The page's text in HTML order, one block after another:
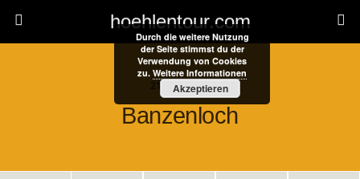
hoehlentour.com
21. Juni 2022
Banzenloch
Durch die weitere Nutzung
der Seite stimmst du der
Verwendung von Cookies
zu. Weitere Informationen
Akzeptieren